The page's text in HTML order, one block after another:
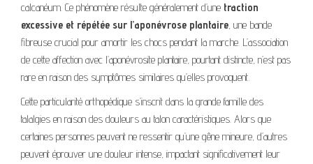
calcanéum. Ce phénomène résulte généralement d’une traction
excessive et répétée sur l’aponévrose plantaire, une bande
fibreuse crucial pour amortir les chocs pendant la marche. L’association
de cette affection avec l’aponévrosite plantaire, pourtant distincte, n’est pas
rare en raison des symptômes similaires qu’elles provoquent.
Cette particularité orthopédique s’inscrit dans la grande famille des
talalgies en raison des douleurs au talon caractéristiques. Alors que
certaines personnes peuvent ne ressentir qu’une gêne mineure, d’autres
peuvent éprouver une douleur intense, impactant significativement leur